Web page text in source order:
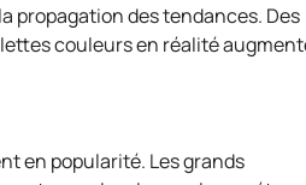
propagation des tendances. Des
couleurs en réalité
en popularité. Les grands